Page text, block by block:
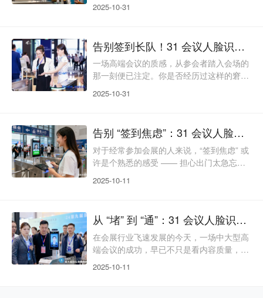
场签
生，对 31 会议人脸识别签到系统赞不绝
31 会议的人脸识别签到，正以 “无感体验 +
智能联动”，重新定义会议的打开方式。传
统签到的痛点，远不止排队拥堵。人工核对
2025-10-31
告别签到长队！31 会议人脸识别签到，重塑会展入场新体验
一场高端会议的质感，从参会者踏入会场的
那一刻便已注定。你是否经历过这样的窘
队困住；翻遍背包找不到实体邀请函，在工
发展的今天，签到早已不是简单的 “登记入
场”，而是参会者与会议的 “第一次握手”。
传统人工签到的低效、繁琐，不仅消耗着参
象大打折扣。31
2025-10-31
告别 “签到焦虑”：31 会议人脸识别签到，重新定义会展入场体验
对于经常参加会展的人来说，“签到焦虑” 或
许是个熟悉的感受 —— 担心出门太急忘带
纠结临时更换参会人会不会无法入场……
识别签到技术，正以 “无感、无界、无忧”
的特性，将这些焦虑一一化解，为会展行业
注入全新的入场活力。参会者视角：从 “繁
2025-10-11
从 “堵” 到 “通”：31 会议人脸识别签到如何重塑会展入场新秩序
在会展行业飞速发展的今天，一场中大型高
端会议的成功，早已不只是看内容质量，更
环节作为参会者与会议的 “第一次握手”，却
2025-10-11